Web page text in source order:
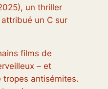
un thriller
un C sur
films de
– et
tropes antisémites.